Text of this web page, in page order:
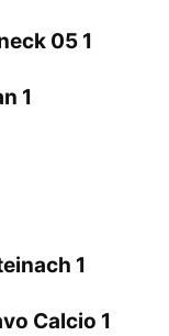
05 1
1
1
Calcio 1